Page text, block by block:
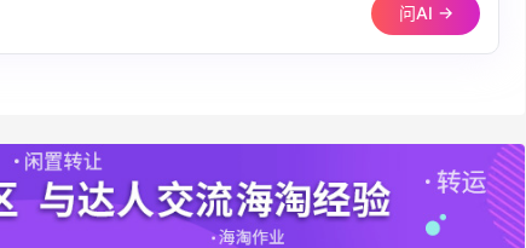
问AI →
2
找寻selfridegs包裹之旅！历时10天终于